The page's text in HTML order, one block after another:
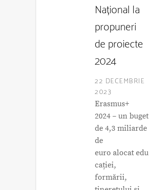
Național la
propuneri
de proiecte
2024
22 DECEMBRIE
2023
Erasmus+
2024 – un buget
de 4,3 miliarde
de
euro alocat edu
cației,
formării,